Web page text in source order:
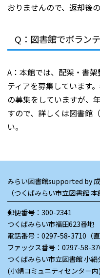
おりませんので、返却後
Q：図書館でボラン
A：本館では、配架・書
ティアを募集しています
の募集をしていますが、
すので、詳しくは図書館
い。
みらい図書館supported by
（つくばみらい市立図書館 本
郵便番号：300-2341
つくばみらい市福田623番地
電話番号： 0297-58-3710（直
ファックス番号：0297-58-
つくばみらい市立図書館 小絹
(小絹コミュニティセンター内)